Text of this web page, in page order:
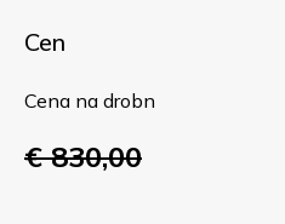
Cen
Cena na drobn
€ 830,00